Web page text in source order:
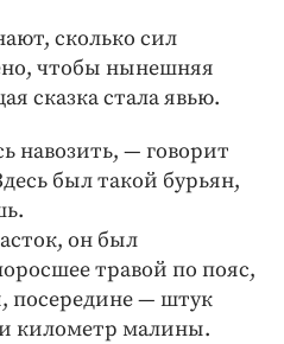
сколько сил
чтобы нынешняя
сказка стала явью.
навозить, — говорит
был такой бурь­ян,
он был
травой по пояс,
посередине — штук
километр малины.